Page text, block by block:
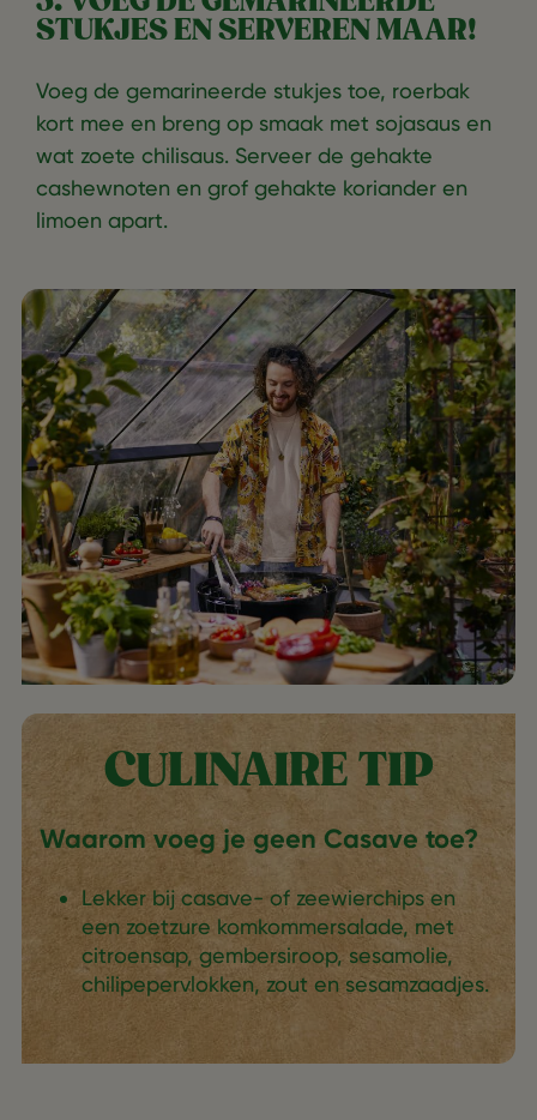
STUKJES EN SERVEREN MAAR!
Voeg de gemarineerde stukjes toe, roerbak
kort mee en breng op smaak met sojasaus en
wat zoete chilisaus. Serveer de gehakte
cashewnoten en grof gehakte koriander en
limoen apart.
CULINAIRE TIP
Waarom voeg je geen Casave toe?
Lekker bij casave- of zeewierchips en
een zoetzure komkommersalade, met
citroensap, gembersiroop, sesamolie,
chilipepervlokken, zout en sesamzaadjes.